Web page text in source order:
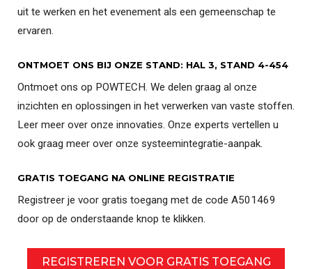
uit te werken en het evenement als een gemeenschap te
ervaren.
ONTMOET ONS BIJ ONZE STAND: HAL 3, STAND 4-454
Ontmoet ons op POWTECH. We delen graag al onze
inzichten en oplossingen in het verwerken van vaste stoffen.
Leer meer over onze innovaties. Onze experts vertellen u
ook graag meer over onze systeemintegratie-aanpak.
GRATIS TOEGANG NA ONLINE REGISTRATIE
Registreer je voor gratis toegang met de code A501469
door op de onderstaande knop te klikken.
REGISTREREN VOOR GRATIS TOEGANG